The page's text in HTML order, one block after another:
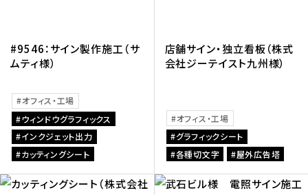
#9546：サイン製作施工（サ
ムティ様）
オフィス・工場
ウィンドウグラフィックス
インクジェット出力
カッティングシート
店舗サイン・独立看板（株式
会社ジーテイスト九州様）
オフィス・工場
グラフィックシート
各種切文字
屋外広告塔